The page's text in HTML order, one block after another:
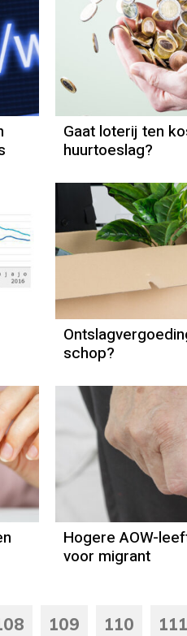
Gaat loterij ten
huurtoeslag?
schop?
Hogere AOW-
voor migrant
109 110 111